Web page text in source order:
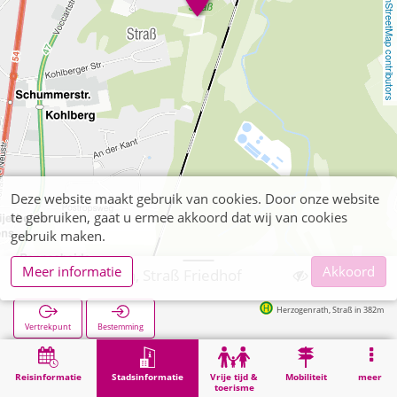
OpenStreetMap contributors
Reisinformatie Stadsinformatie
Vrije tijd &
toerisme
Mobiliteit meer
Herzogenrath, Straß Friedhof
Vertrekpunt Bestemming
Herzogenrath, Straß in 382m
Stadsinformatie Begraafplaatsen Herzogenrath, Straß Friedhof
Deze website maakt gebruik van cookies. Door onze website
te gebruiken, gaat u ermee akkoord dat wij van cookies
gebruik maken.
Meer informatie
Akkoord